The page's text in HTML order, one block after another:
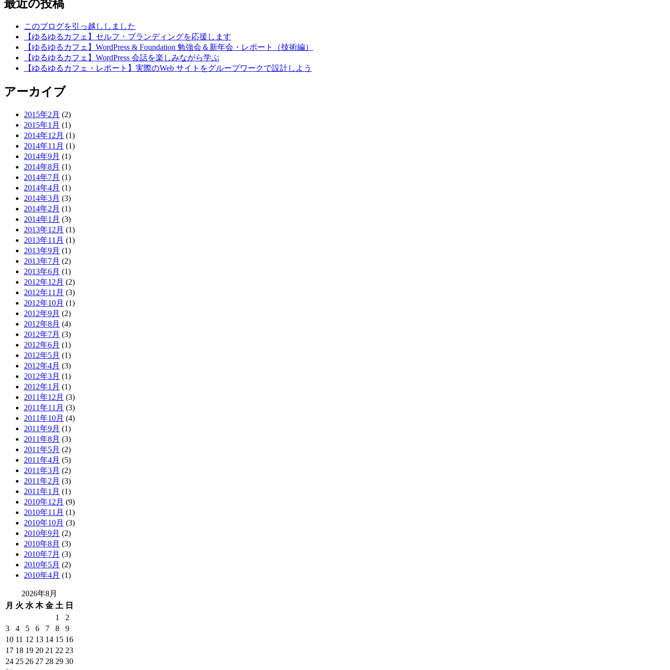
最近の投稿
このブログを引っ越ししました
【ゆるゆるカフェ】セルフ・ブランディングを応援します
【ゆるゆるカフェ】WordPress & Foundation 勉強会＆新年会・レポート（技術編）
【ゆるゆるカフェ】WordPress 会話を楽しみながら学ぶ
【ゆるゆるカフェ・レポート】実際のWeb サイトをグループワークで設計しよう
アーカイブ
2015年2月 (2)
2015年1月 (1)
2014年12月 (1)
2014年11月 (1)
2014年9月 (1)
2014年8月 (1)
2014年7月 (1)
2014年4月 (1)
2014年3月 (3)
2014年2月 (1)
2014年1月 (3)
2013年12月 (1)
2013年11月 (1)
2013年9月 (1)
2013年7月 (2)
2013年6月 (1)
2012年12月 (2)
2012年11月 (3)
2012年10月 (1)
2012年9月 (2)
2012年8月 (4)
2012年7月 (3)
2012年6月 (1)
2012年5月 (1)
2012年4月 (3)
2012年3月 (1)
2012年1月 (1)
2011年12月 (3)
2011年11月 (3)
2011年10月 (4)
2011年9月 (1)
2011年8月 (3)
2011年5月 (2)
2011年4月 (5)
2011年3月 (2)
2011年2月 (3)
2011年1月 (1)
2010年12月 (9)
2010年11月 (1)
2010年10月 (3)
2010年9月 (2)
2010年8月 (3)
2010年7月 (3)
2010年5月 (2)
2010年4月 (1)
2026年8月
月 火 水 木 金 土 日
1
2
3
4 5 6 7 8
9
10 11 12 13 14 15 16
17 18 19 20 21 22 23
24 25 26 27 28 29 30